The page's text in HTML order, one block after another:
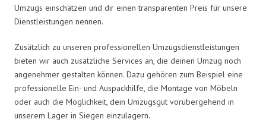
Umzugs einschätzen und dir einen transparenten Preis für unsere
Dienstleistungen nennen.
Zusätzlich zu unseren professionellen Umzugsdienstleistungen
bieten wir auch zusätzliche Services an, die deinen Umzug noch
angenehmer gestalten können. Dazu gehören zum Beispiel eine
professionelle Ein- und Auspackhilfe, die Montage von Möbeln
oder auch die Möglichkeit, dein Umzugsgut vorübergehend in
unserem Lager in Siegen einzulagern.